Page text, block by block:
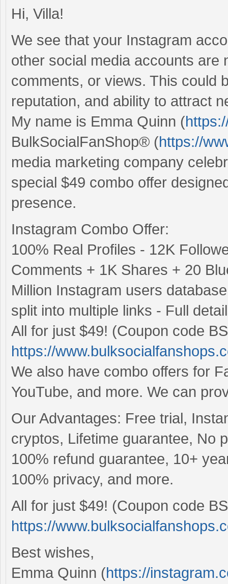
Hi, Villa!
We see that your Instagram
other social media accounts are
comments, or views. This could
reputation, and ability to attract
My name is Emma Quinn (
BulkSocialFanShop® (https://
media marketing company
special $49 combo offer
presence.
Instagram Combo Offer:
100% Real Profiles - 12K
Comments + 1K Shares + 20
Million Instagram users
split into multiple links - Full
All for just $49! (Coupon code
https://
We also have combo offers for
YouTube, and more. We can
Our Advantages: Free trial,
cryptos, Lifetime guarantee, No
100% refund guarantee, 10+
100% privacy, and more.
All for just $49! (Coupon code
https://
Best wishes,
Emma Quinn (https://